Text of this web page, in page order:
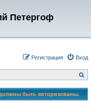
Петергоф
Вход
Регистрация
о
с
быть авторизованы.